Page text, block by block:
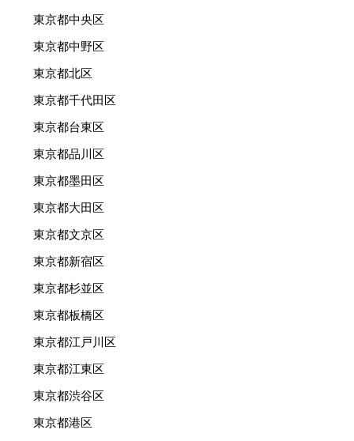
東京都中央区
東京都中野区
東京都北区
東京都千代田区
東京都台東区
東京都品川区
東京都墨田区
東京都大田区
東京都文京区
東京都新宿区
東京都杉並区
東京都板橋区
東京都江戸川区
東京都江東区
東京都渋谷区
東京都港区